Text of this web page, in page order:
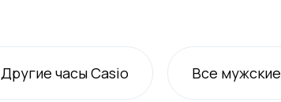
Другие часы Casio Все мужские